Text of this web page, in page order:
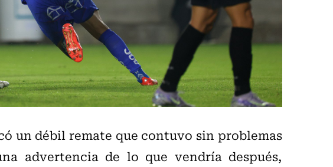
un débil remate que contuvo sin problemas
advertencia de lo que vendría después,